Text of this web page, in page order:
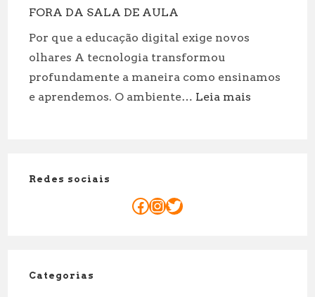
Para
já
sua
sessão
a
FORA DA SALA DE AULA
Por que a educação digital exige novos
olhares A tecnologia transformou
profundamente a maneira como ensinamos
e aprendemos. O ambiente… Leia mais
Redes sociais
Facebook
Instagram
Twitter
Categorias